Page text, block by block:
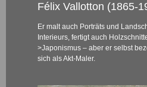
Félix Vallotton (1865-
Er malt auch Porträts und
Interieurs, fertigt auch
>Japonismus – aber er selbst
sich als Akt-Maler.